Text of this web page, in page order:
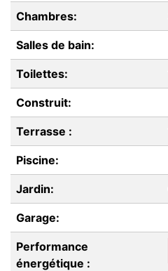
Chambres:
Salles de bain:
Toilettes:
Construit:
Terrasse :
Piscine:
Jardin:
Garage:
Performance
énergétique :